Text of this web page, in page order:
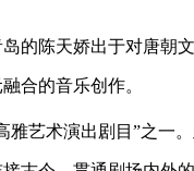
的陈天娇出于对唐朝
合的音乐创作。
艺术演出剧目”之一